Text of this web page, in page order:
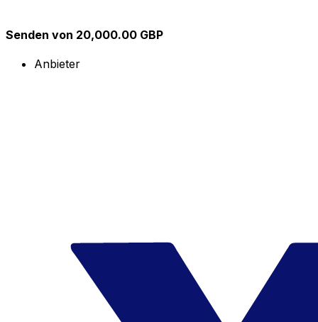
Senden von 20,000.00 GBP
Anbieter